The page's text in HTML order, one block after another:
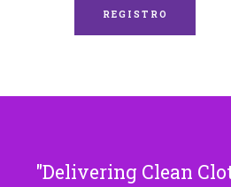
Delivering Clean